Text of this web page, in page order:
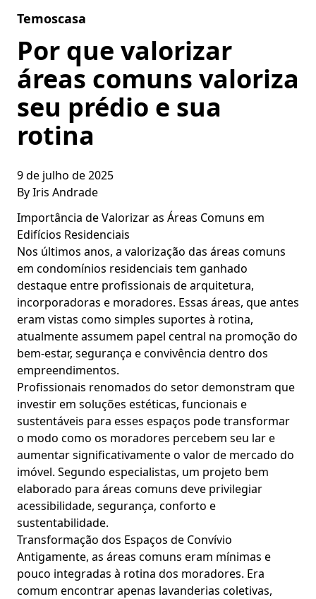
Temoscasa
Por que valorizar
áreas comuns valoriza
seu prédio e sua
rotina
9 de julho de 2025
ByIris Andrade
Importância de Valorizar as Áreas Comuns em
Edifícios Residenciais
Nos últimos anos, a valorização das áreas comuns
em condomínios residenciais tem ganhado
destaque entre profissionais de arquitetura,
incorporadoras e moradores. Essas áreas, que antes
eram vistas como simples suportes à rotina,
atualmente assumem papel central na promoção do
bem-estar, segurança e convivência dentro dos
empreendimentos.
Profissionais renomados do setor demonstram que
investir em soluções estéticas, funcionais e
sustentáveis para esses espaços pode transformar
o modo como os moradores percebem seu lar e
aumentar significativamente o valor de mercado do
imóvel. Segundo especialistas, um projeto bem
elaborado para áreas comuns deve privilegiar
acessibilidade, segurança, conforto e
sustentabilidade.
Transformação dos Espaços de Convívio
Antigamente, as áreas comuns eram mínimas e
pouco integradas à rotina dos moradores. Era
comum encontrar apenas lavanderias coletivas,